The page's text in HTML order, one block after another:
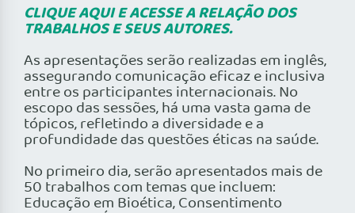
CLIQUE AQUI E ACESSE A RELAÇÃO DOS
TRABALHOS E SEUS AUTORES.
As apresentações serão realizadas em inglês,
assegurando comunicação eficaz e inclusiva
entre os participantes internacionais. No
escopo das sessões, há uma vasta gama de
tópicos, refletindo a diversidade e a
profundidade das questões éticas na saúde.
No primeiro dia, serão apresentados mais de
50 trabalhos com temas que incluem:
Educação em Bioética, Consentimento